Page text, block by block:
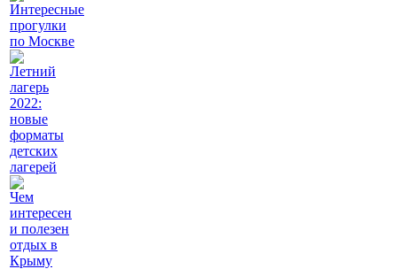
Интересные
прогулки
по Москве
Летний
лагерь
2022:
новые
форматы
детских
лагерей
Чем
интересен
и полезен
отдых в
Крыму